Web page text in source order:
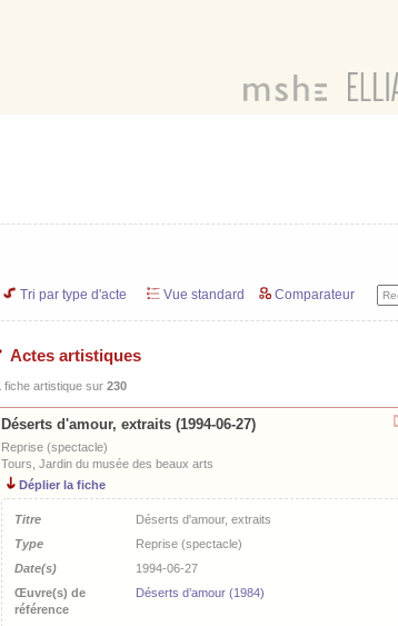
Tri par type d'acte Vue standard Comparateur
Actes artistiques
fiche artistique sur 230
Déserts d'amour, extraits (1994-06-27)
Reprise (spectacle)
Tours, Jardin du musée des beaux arts
Déplier la fiche
Titre
Déserts d'amour, extraits
Type
Reprise (spectacle)
Date(s)
1994-06-27
Œuvre(s) de
référence
Déserts d’amour (1984)